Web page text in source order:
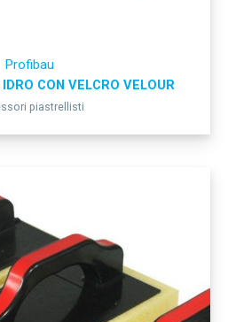
Profibau
CON VELCRO VELOUR
piastrellisti